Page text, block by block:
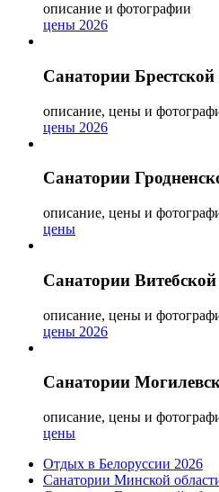
описание и фотографии
цены 2026
Санатории Брестской
описание, цены и
цены 2026
Санатории
описание, цены и
цены
Санатории Витебской
описание, цены и
цены 2026
Санатории
описание, цены и
цены
Отдых в Белоруссии 2026
Санатории Минской